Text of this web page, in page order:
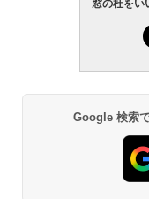
窓の杜をい
Google 検索